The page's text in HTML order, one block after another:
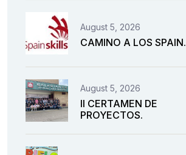
August 5, 2026
CAMINO A LOS SPAIN.
August 5, 2026
II CERTAMEN DE
PROYECTOS.